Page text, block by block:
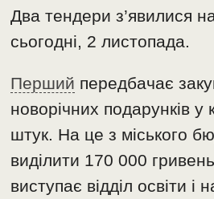
Два тендери з’явилися
сьогодні, 2 листопада.
Перший передбачає
новорічних подарунків у
штук. На це з міського
виділити 170 000
виступає відділ освіти і